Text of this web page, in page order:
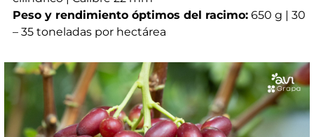
Peso y rendimiento óptimos del racimo: 650 g | 30
– 35 toneladas por hectárea